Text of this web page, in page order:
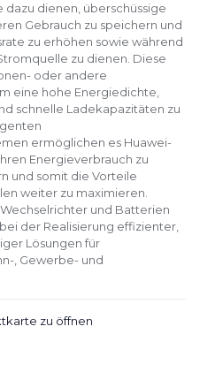
dazu dienen, überschüssige
Gebrauch zu speichern und
zu erhöhen sowie während
zu dienen. Diese
oder andere
eine hohe Energiedichte,
schnelle Ladekapazitäten zu
ermöglichen es Huawei-
Energieverbrauch zu
und somit die Vorteile
weiter zu maximieren.
und Batterien
der Realisierung effizienter,
Lösungen für
, Gewerbe- und
zu öffnen